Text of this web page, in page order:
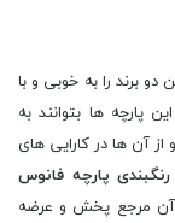
دو برند را به خوبی و با
پارچه ها بتوانند به
از آن ها در کارایی های
رنگبندی پارچه فانوس
آن مرجع پخش و عرضه